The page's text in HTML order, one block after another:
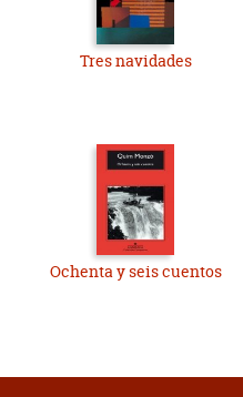
Tres navidades
Ochenta y seis cuentos